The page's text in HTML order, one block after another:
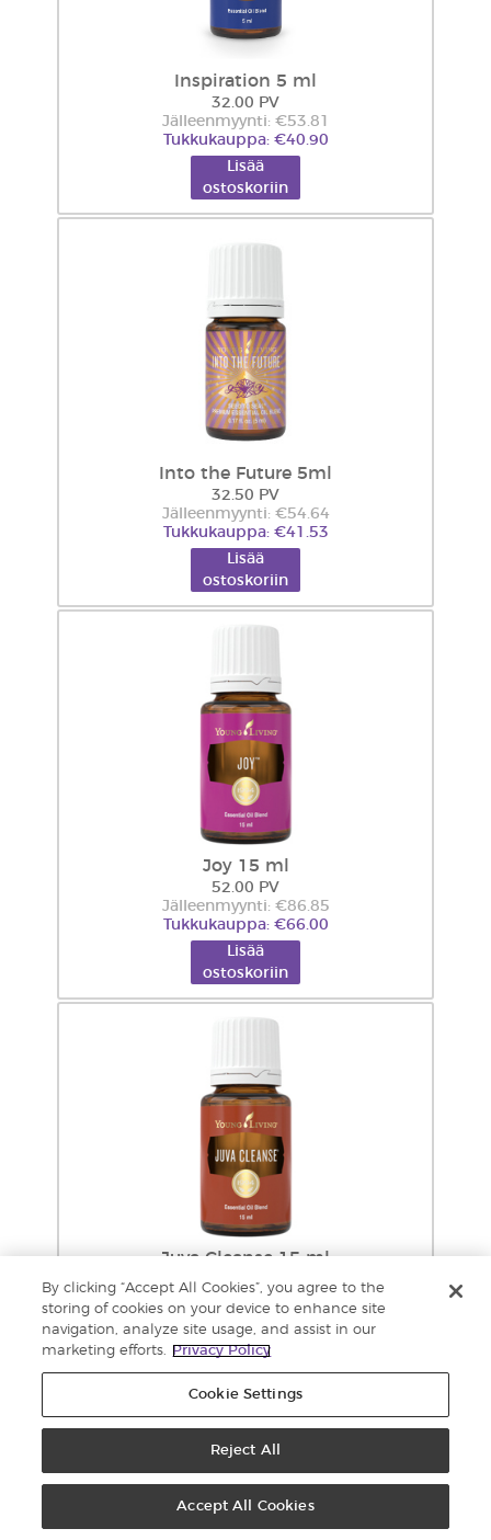
Inspiration 5 ml
32.00 PV
Jälleenmyynti: €53.81
Tukkukauppa: €40.90
Lisää
ostoskoriin
Into the Future 5ml
32.50 PV
Jälleenmyynti: €54.64
Tukkukauppa: €41.53
Lisää
ostoskoriin
Joy 15 ml
52.00 PV
Jälleenmyynti: €86.85
Tukkukauppa: €66.00
Lisää
ostoskoriin
Juva Cleanse 15 ml
125.00 PV
Jälleenmyynti: €207.39
Tukkukauppa: €157.62
Lisää
By clicking “Accept All Cookies”, you agree to the
storing of cookies on your device to enhance site
navigation, analyze site usage, and assist in our
marketing efforts.
Privacy Policy
Cookie Settings
Reject All
Accept All Cookies